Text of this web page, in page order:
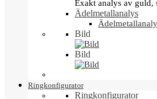
Exakt analys av guld,
Ädelmetallanalys
Bild
Bild
Ringkonfigurator
Ringkonfigurator